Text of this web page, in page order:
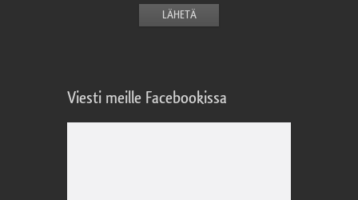
Viesti meille Facebookissa